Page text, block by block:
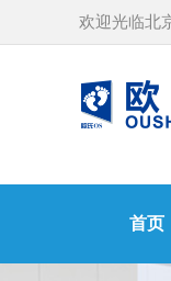
欢迎光临北
首页